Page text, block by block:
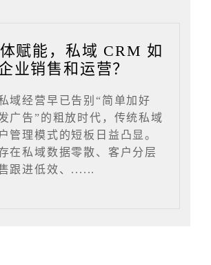
赋能，私域 CRM 如
业销售和运营？
域经营早已告别“简单加好
广告”的粗放时代，传统私域
管理模式的短板日益凸显。
在私域数据零散、客户分层
跟进低效、......